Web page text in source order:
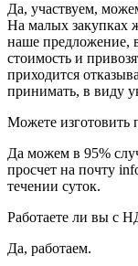
Да, участвуем,
На малых закупках
наше предложение,
стоимость и
приходится
принимать, в виду
Можете изготовить
Да можем в 95%
просчет на почту
течении суток.
Работаете ли вы с
Да, работаем.